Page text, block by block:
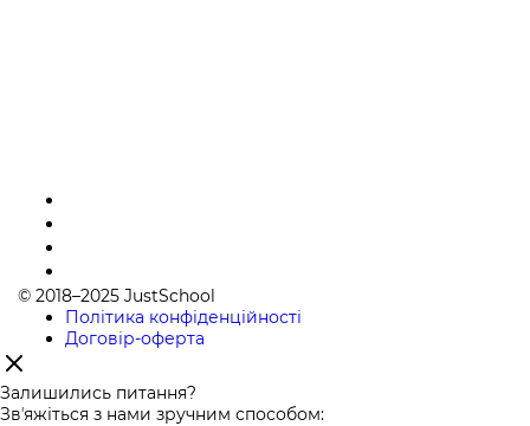
© 2018–2025 JustSchool
Політика конфіденційності
Договір-оферта
Залишились питання?
Звʼяжіться з нами зручним способом: